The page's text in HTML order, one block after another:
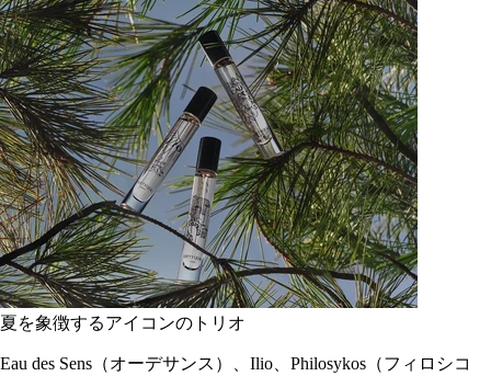
夏を象徴するアイコンのトリオ
Eau des Sens（オーデサンス）、Ilio、Philosykos（フィロシコ